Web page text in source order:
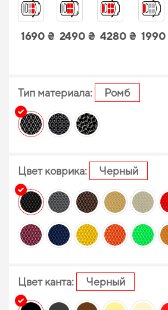
1690 ₴ 2490 ₴ 4280 ₴
Тип материала: Ромб
Цвет коврика: Черный
Цвет канта: Черный